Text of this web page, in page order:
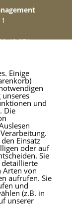
49 871
Datenschutz
1
99 49 871
Einige
und
Die
Einsatz
oder auf
Sie
detaillierte
Arten von
aufrufen. Sie
und
(z.B. in
unserer